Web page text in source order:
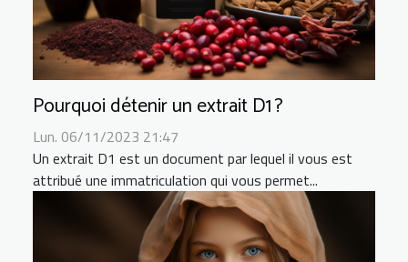
Pourquoi détenir un extrait D1 ?
Lun. 06/11/2023 21:47
Un extrait D1 est un document par lequel il vous est
attribué une immatriculation qui vous permet...